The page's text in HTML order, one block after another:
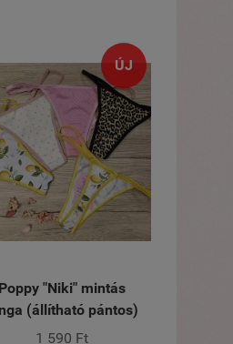
ÚJ
Poppy "Niki" mintás
(állítható pántos)
1 590 Ft